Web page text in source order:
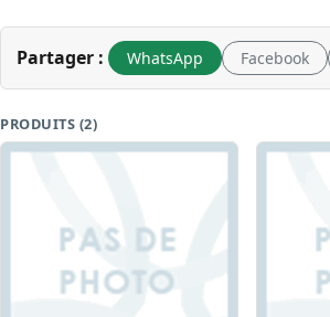
Partager : WhatsApp Facebook
PRODUITS (2)